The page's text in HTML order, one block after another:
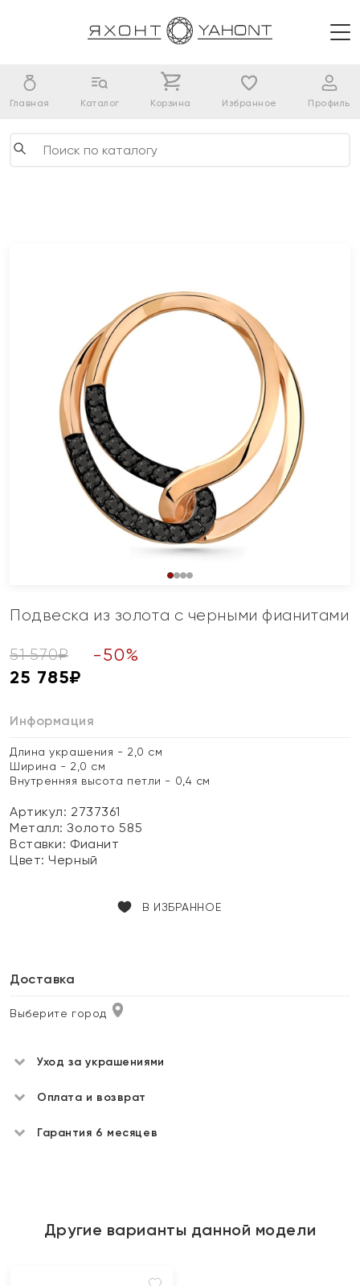
Главная Каталог Корзина Избранное Профиль
Подвеска из золота с черными фианитами
51 570₽ -50%
25 785₽
Информация
Длина украшения - 2,0 см
Ширина - 2,0 см
Внутренняя высота петли - 0,4 см
Артикул: 2737361
Металл:Золото 585
Вставки: Фианит
Цвет:Черный
В ИЗБРАННОЕ
Доставка
Выберите город
Уход за украшениями
Оплата и возврат
Гарантия 6 месяцев
Другие варианты данной модели